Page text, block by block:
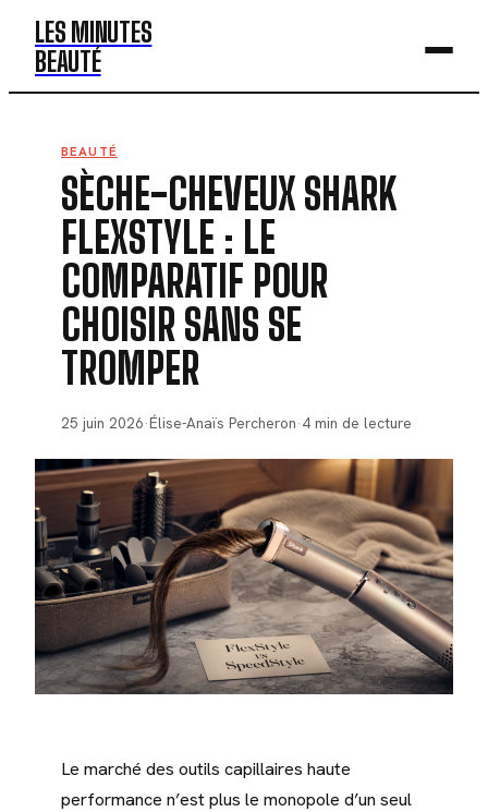
LES MINUTES
BEAUTÉ
MODE
SANTÉ
BIEN-ÊTRE
DÉV. PERSO
BEAUTÉ
SÈCHE-CHEVEUX SHARK
FLEXSTYLE : LE
COMPARATIF POUR
CHOISIR SANS SE
TROMPER
25 juin 2026·Élise-Anaïs Percheron·4 min de lecture
Le marché des outils capillaires haute
performance n’est plus le monopole d’un seul